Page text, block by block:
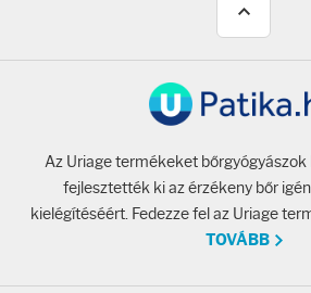
Az Uriage termékeket
fejlesztették ki az érzékeny bőr
kielégítéséért. Fedezze fel az Uriage
TOVÁBB